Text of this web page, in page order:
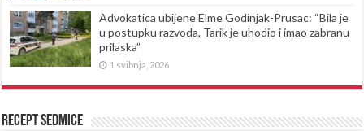
Advokatica ubijene Elme Godinjak-Prusac: “Bila je
u postupku razvoda, Tarik je uhodio i imao zabranu
prilaska”
1 svibnja, 2026
Recept sedmice